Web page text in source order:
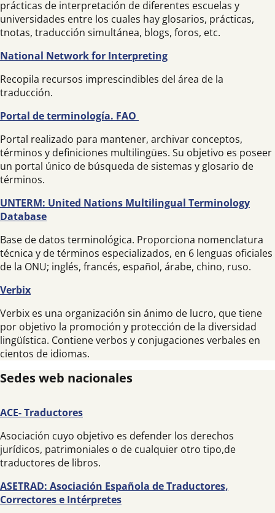
prácticas de interpretación de diferentes escuelas y
universidades entre los cuales hay glosarios, prácticas,
tnotas, traducción simultánea, blogs, foros, etc.
National Network for Interpreting
Recopila recursos imprescindibles del área de la
traducción.
Portal de terminología. FAO
Portal realizado para mantener, archivar conceptos,
términos y definiciones multilingües. Su objetivo es poseer
un portal único de búsqueda de sistemas y glosario de
términos.
UNTERM: United Nations Multilingual Terminology
Database
Base de datos terminológica. Proporciona nomenclatura
técnica y de términos especializados, en 6 lenguas oficiales
de la ONU; inglés, francés, español, árabe, chino, ruso.
Verbix
Verbix es una organización sin ánimo de lucro, que tiene
por objetivo la promoción y protección de la diversidad
lingüística. Contiene verbos y conjugaciones verbales en
cientos de idiomas.
Sedes web nacionales
ACE- Traductores
Asociación cuyo objetivo es defender los derechos
jurídicos, patrimoniales o de cualquier otro tipo,de
traductores de libros.
ASETRAD: Asociación Española de Traductores,
Correctores e Intérpretes